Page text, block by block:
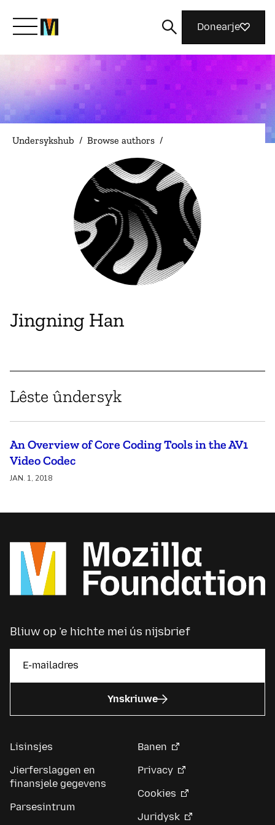
Kom yn ’e kunde mei Mozilla
Wat wy dogge
Magazine
Donearje
Undersykshub / Browse authors /
Jingning Han
Lêste ûndersyk
An Overview of Core Coding Tools in the AV1
Video Codec
JAN. 1, 2018
Bliuw op ’e hichte mei ús nijsbrief
Ynskriuwe
Lisinsjes
Jierferslaggen en
finansjele gegevens
Parsesintrum
Banen
Privacy
Cookies
Juridysk